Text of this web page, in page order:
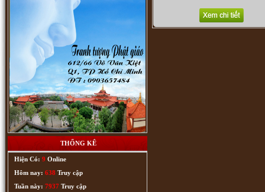
Dược Sư (9044)
THỐNG KÊ
Hiện Có: 9 Online
Hôm nay: 638 Truy cập
Tuần này: 7937 Truy cập